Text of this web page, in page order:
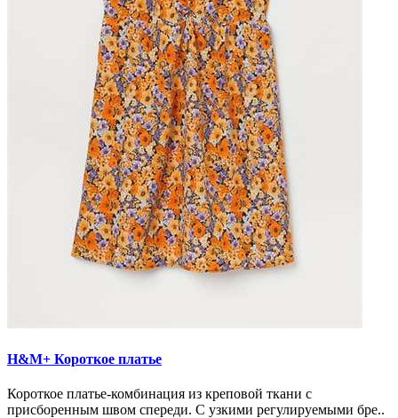
H&M+ Короткое платье
Короткое платье-комбинация из креповой ткани с
присборенным швом спереди. С узкими регулируемыми бре..